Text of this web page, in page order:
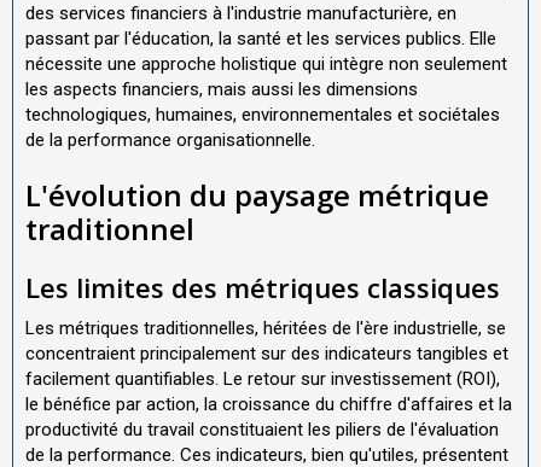
des services financiers à l'industrie manufacturière, en
passant par l'éducation, la santé et les services publics. Elle
nécessite une approche holistique qui intègre non seulement
les aspects financiers, mais aussi les dimensions
technologiques, humaines, environnementales et sociétales
de la performance organisationnelle.
L'évolution du paysage métrique
traditionnel
Les limites des métriques classiques
Les métriques traditionnelles, héritées de l'ère industrielle, se
concentraient principalement sur des indicateurs tangibles et
facilement quantifiables. Le retour sur investissement (ROI),
le bénéfice par action, la croissance du chiffre d'affaires et la
productivité du travail constituaient les piliers de l'évaluation
de la performance. Ces indicateurs, bien qu'utiles, présentent